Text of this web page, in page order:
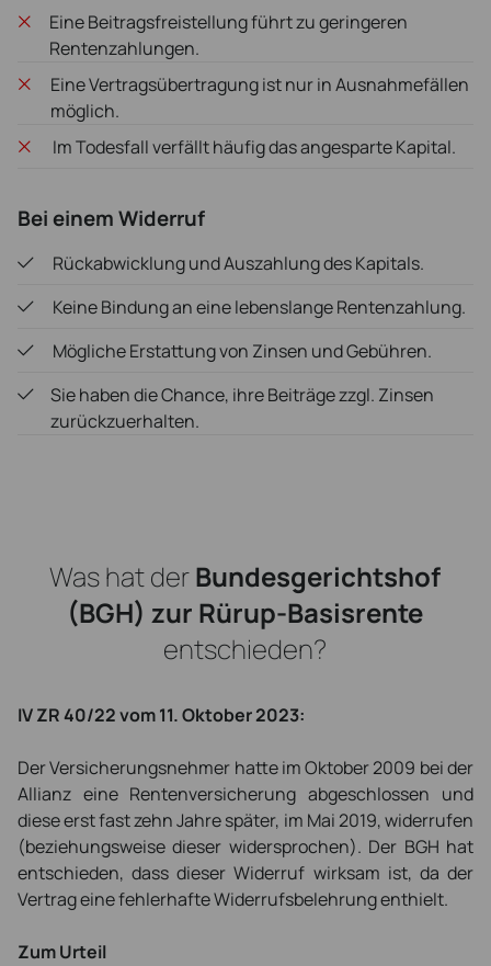
Eine Beitragsfreistellung führt zu geringeren
Rentenzahlungen.
Eine Vertragsübertragung ist nur in Ausnahmefällen
möglich.
Im Todesfall verfällt häufig das angesparte Kapital.
Bei einem Widerruf
Rückabwicklung und Auszahlung des Kapitals.
Keine Bindung an eine lebenslange Rentenzahlung.
Mögliche Erstattung von Zinsen und Gebühren.
Sie haben die Chance, ihre Beiträge zzgl. Zinsen
zurückzuerhalten.
Was hat derBundesgerichtshof
(BGH) zur Rürup-Basisrente
entschieden?
IV ZR 40/22 vom 11. Oktober 2023:
Der Versicherungsnehmer hatte im Oktober 2009 bei der
Allianz eine Rentenversicherung abgeschlossen und
diese erst fast zehn Jahre später, im Mai 2019, widerrufen
(beziehungsweise dieser widersprochen). Der BGH hat
entschieden, dass dieser Widerruf wirksam ist, da der
Vertrag eine fehlerhafte Widerrufsbelehrung enthielt.
Zum Urteil